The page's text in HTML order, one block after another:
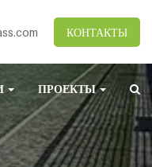
КОНТАКТЫ
ПРОЕКТЫ